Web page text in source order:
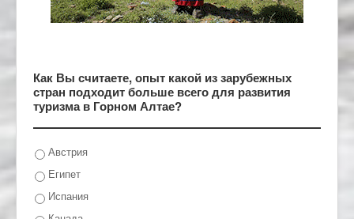
Как Вы считаете, опыт какой из зарубежных
стран подходит больше всего для развития
туризма в Горном Алтае?
Австрия
Египет
Испания